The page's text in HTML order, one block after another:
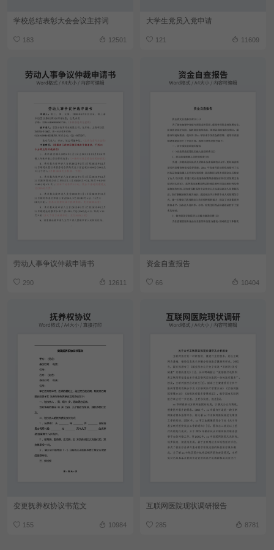
学校总结表彰大会会议主持词
183 12501
大学生党员入党申请
121 11609
劳动人事争议仲裁申请书
290 12611
资金自查报告
66 10404
变更抚养权协议书范文
155 10984
互联网医院现状调研报告
285 8781